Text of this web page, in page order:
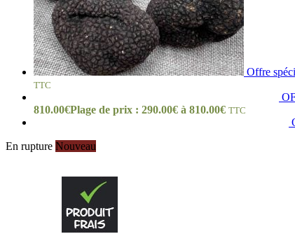
Offre
TTC
810.00€Plage de prix : 290.00€ à 810.00€ TTC
En rupture Nouveau